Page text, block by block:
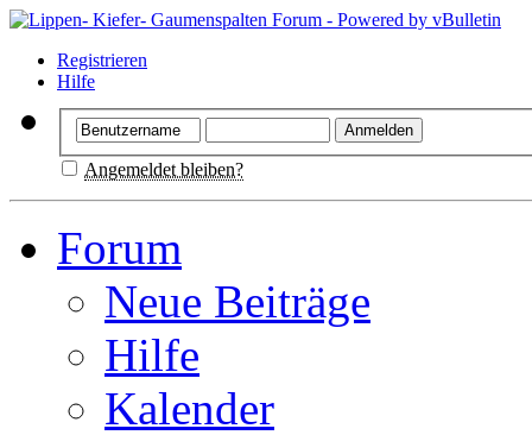
Registrieren
Hilfe
Angemeldet bleiben?
Forum
Neue Beiträge
Hilfe
Kalender